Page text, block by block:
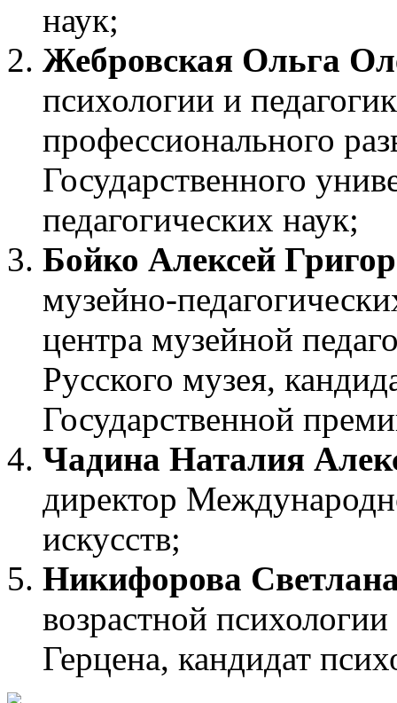
наук;
Жебровская Ольга
психологии и
профессионального
Государственного
педагогических наук;
Бойко Алексей
музейно-
центра музейной
Русского музея,
Государственной
Чадина Наталия
директор
искусств;
Никифорова
возрастной
Герцена, кандидат